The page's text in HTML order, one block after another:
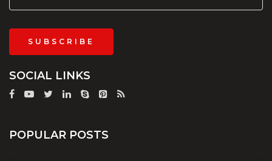
SUBSCRIBE
SOCIAL LINKS
POPULAR POSTS